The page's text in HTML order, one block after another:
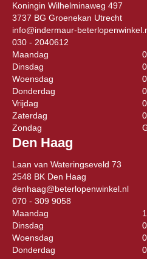
Koningin Wilhelminaweg 497
3737 BG Groenekan Utrecht
info@indermaur-
030 - 2040612
Maandag
Dinsdag
Woensdag
Donderdag
Vrijdag
Zaterdag
Zondag
Den Haag
Laan van Wateringseveld 73
2548 BK Den Haag
denhaag@beterlopenwinkel.nl
070 - 309 9058
Maandag
Dinsdag
Woensdag
Donderdag